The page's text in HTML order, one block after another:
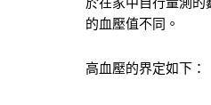
的血壓值不同。
高血壓的界定如下：